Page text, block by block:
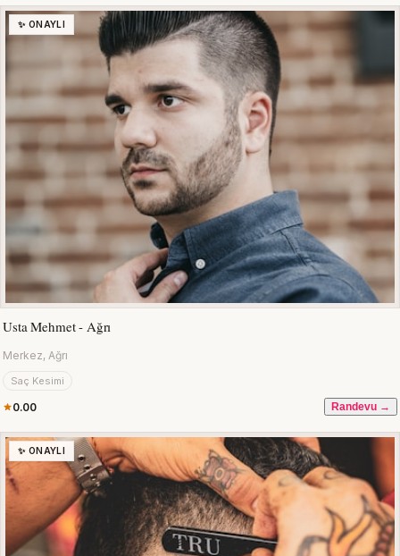
✨ ONAYLI
Usta Mehmet - Ağrı
Merkez, Ağrı
Saç Kesimi
0.00 Randevu →
✨ ONAYLI